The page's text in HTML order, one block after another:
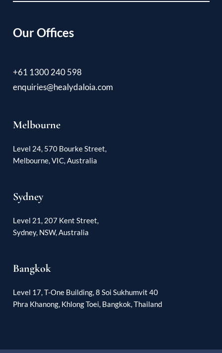
Our Offices
+61 1300 240 598
enquiries@healydaloia.com
Melbourne
Level 24, 570 Bourke Street,
Melbourne, VIC, Australia
Sydney
Level 21, 207 Kent Street,
Sydney, NSW, Australia
Bangkok
Level 17, T-One Building, 8 Soi Sukhumvit 40
Phra Khanong, Khlong Toei, Bangkok, Thailand